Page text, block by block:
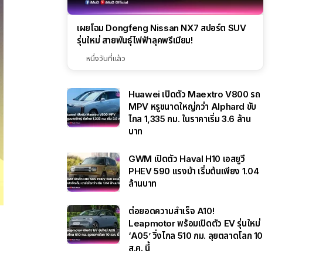
เผยโฉม Dongfeng Nissan NX7 สปอร์ต SUV
รุ่นใหม่ สายพันธุ์ไฟฟ้าลุคพรีเมียม!
หนึ่งวันที่แล้ว
Huawei เปิดตัว Maextro V800 รถ
MPV หรูขนาดใหญ่กว่า Alphard ขับ
ไกล 1,335 กม. ในราคาเริ่ม 3.6 ล้าน
บาท
GWM เปิดตัว Haval H10 เอสยูวี
PHEV 590 แรงม้า เริ่มต้นเพียง 1.04
ล้านบาท
ต่อยอดความสำเร็จ A10!
Leapmotor พร้อมเปิดตัว EV รุ่นใหม่
‘A05’ วิ่งไกล 510 กม. ลุยตลาดโลก 10
ส.ค. นี้